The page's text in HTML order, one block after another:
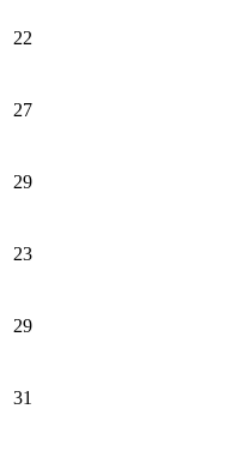
22
27
29
23
29
31